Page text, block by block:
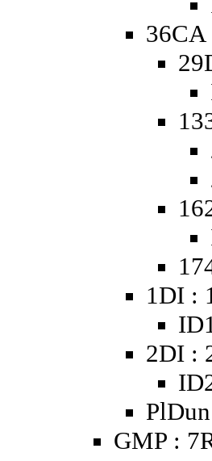
1DI :
2DI :
GMP :